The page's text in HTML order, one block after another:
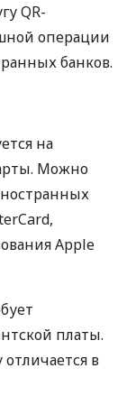
QR-
операции
банков.
на
Можно
Apple
платы.
в